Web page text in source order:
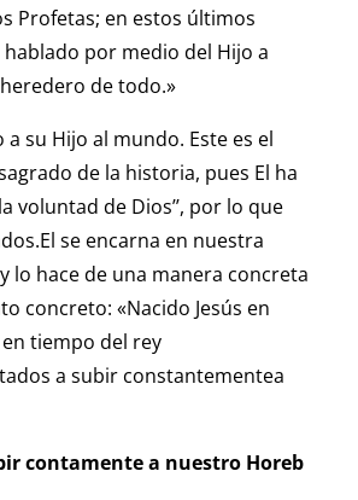
Profetas; en estos últimos
por medio del Hijo a
de todo.»
a su Hijo al mundo. Este es el
de la historia, pues El ha
voluntad de Dios’’, por lo que
se encarna en nuestra
lo hace de una manera concreta
concreto: «Nacido Jesús en
en tiempo del rey
a subir constantementea
contamente a nuestro Horeb